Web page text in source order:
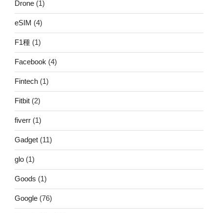
Drone (1)
eSIM (4)
F1種 (1)
Facebook (4)
Fintech (1)
Fitbit (2)
fiverr (1)
Gadget (11)
glo (1)
Goods (1)
Google (76)